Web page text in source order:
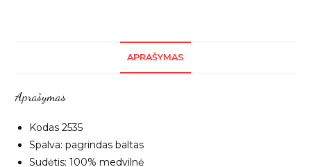
2535
APRAŠYMAS
Aprašymas
Kodas 2535
Spalva: pagrindas baltas
Sudėtis: 100% medvilnė